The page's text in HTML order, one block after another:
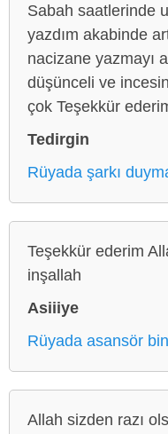
Sabah saatlerinde
yazdım akabinde
nacizane yazmayı
düşünceli ve
çok Teşekkür
Tedirgin
Rüyada şarkı
Teşekkür ederim
inşallah
Asiiiye
Rüyada asansör
Allah sizden razı